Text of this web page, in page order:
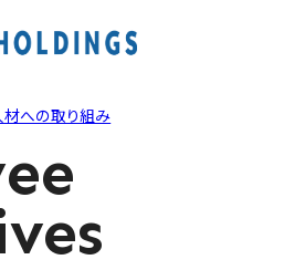
材への取り組み